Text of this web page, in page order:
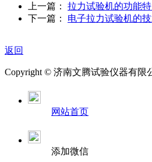
上一篇： 拉力试验机的功能
下一篇： 电子拉力试验机的
返回
Copyright © 济南文腾试验仪器有限
网站首页
添加微信